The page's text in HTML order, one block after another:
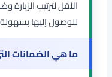
الأقل لترتيب
للوصول إليها
ما هي الضمانات